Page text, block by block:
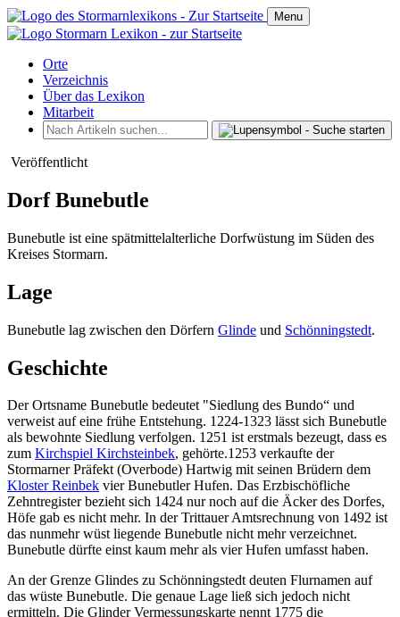
Menu
Orte
Verzeichnis
Über das Lexikon
Mitarbeit
Veröffentlicht
Dorf Bunebutle
Bunebutle ist eine spätmittelalterliche Dorfwüstung im Süden des
Kreises Stormarn.
Lage
Bunebutle lag zwischen den Dörfern Glinde und Schönningstedt.
Geschichte
Der Ortsname Bunebutle bedeutet "Siedlung des Bundo“ und
verweist auf eine frühe Entstehung. 1224-1323 lässt sich Bunebutle
als bewohnte Siedlung verfolgen. 1251 ist erstmals bezeugt, dass es
zum Kirchspiel Kirchsteinbek, gehörte.1253 verkaufte der
Stormarner Präfekt (Overbode) Hartwig mit seinen Brüdern dem
Kloster Reinbek vier Bunebutler Hufen. Das Erzbischöfliche
Zehntregister bezieht sich 1424 nur noch auf die Äcker des Dorfes,
Höfe gab es nicht mehr. In der Trittauer Amtsrechnung von 1492 ist
das nunmehr wüst liegende Bunebutle nicht mehr verzeichnet.
Bunebutle dürfte einst kaum mehr als vier Hufen umfasst haben.
An der Grenze Glindes zu Schönningstedt deuten Flurnamen auf
das wüste Bunebutle. Die genaue Lage ließ sich jedoch nicht
ermitteln. Die Glinder Vermessungskarte nennt 1775 die